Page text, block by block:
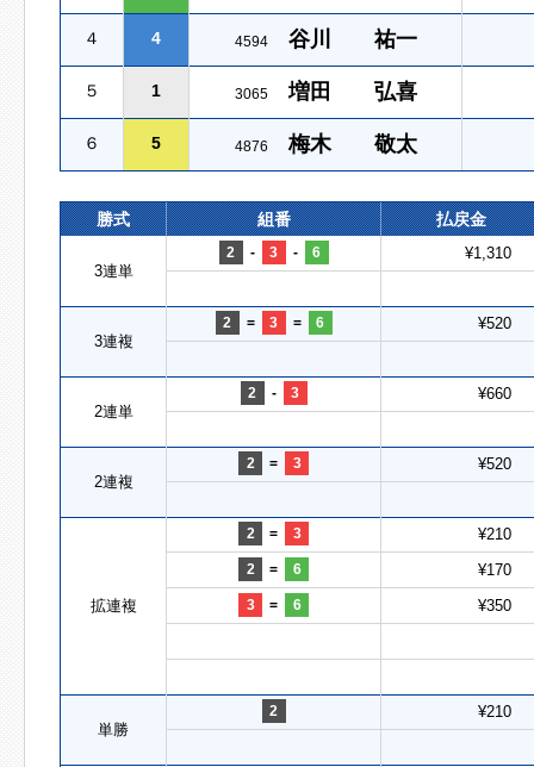
４ 4 4594 谷川 祐一
５ 1 3065 増田 弘喜
６ 5 4876 梅木 敬太
勝式 組番 払戻金
3連単
2 - 3 - 6 ¥1,310
3連複
2 = 3 = 6 ¥520
2連単
2 - 3 ¥660
2連複
2 = 3 ¥520
拡連複
2 = 3 ¥210
2 = 6 ¥170
3 = 6 ¥350
単勝
2 ¥210